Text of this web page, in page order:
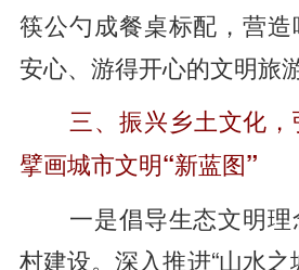
筷公勺成餐桌标配，营
安心、游得开心的文明旅
三、振兴乡土文化，
擘画城市文明“新蓝图”
一是倡导生态文明理
村建设。深入推进“山水